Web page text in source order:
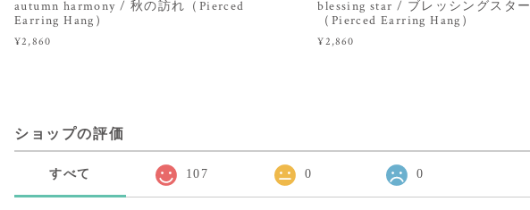
autumn harmony / 秋の訪れ（Pierced
Earring Hang）
¥2,860
blessing star / ブレッシングスター
（Pierced Earring Hang）
¥2,860
ショップの評価
すべて 107 0 0